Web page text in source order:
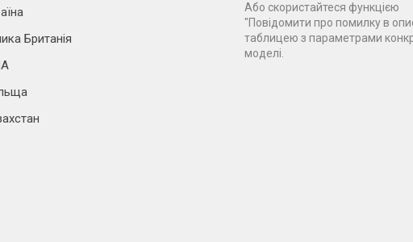
Британія
Або скористайтеся функцією
"Повідомити про помилку в
таблицею з параметрами
моделі.